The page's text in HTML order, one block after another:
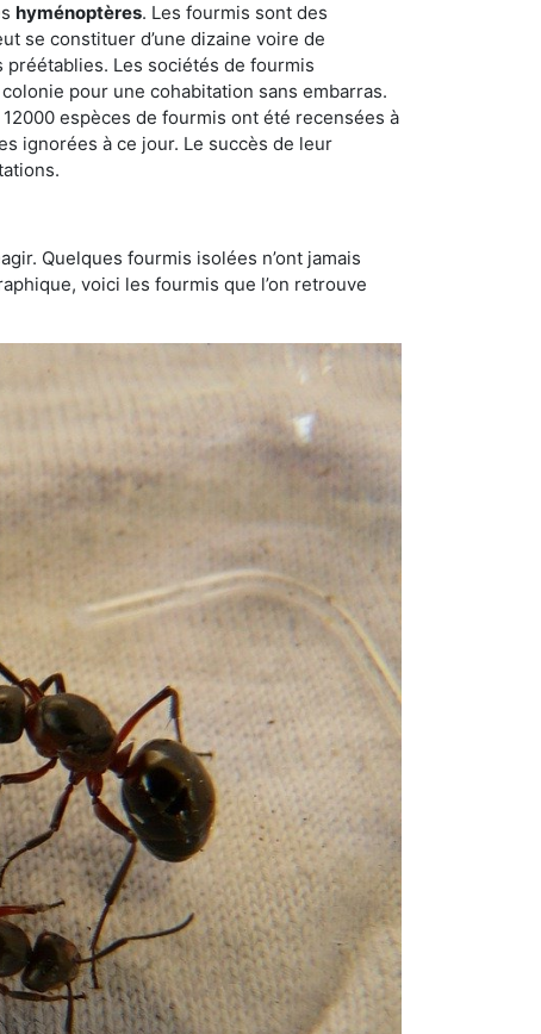
hyménoptères. Les fourmis sont des
se constituer d’une dizaine voire de
Les sociétés de fourmis
pour une cohabitation sans embarras.
espèces de fourmis ont été recensées à
ignorées à ce jour. Le succès de leur
Quelques fourmis isolées n’ont jamais
voici les fourmis que l’on retrouve